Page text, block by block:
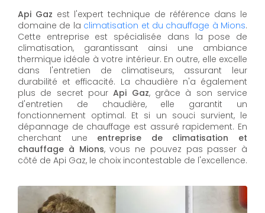
Api Gaz est l'expert technique de référence dans le
domaine de la climatisation et du chauffage à Mions.
Cette entreprise est spécialisée dans la pose de
climatisation, garantissant ainsi une ambiance
thermique idéale à votre intérieur. En outre, elle excelle
dans l'entretien de climatiseurs, assurant leur
durabilité et efficacité. La chaudière n'a également
plus de secret pourApi Gaz, grâce à son service
d'entretien de chaudière, elle garantit un
fonctionnement optimal. Et si un souci survient, le
dépannage de chauffage est assuré rapidement. En
cherchant une entreprise de climatisation et
chauffage à Mions, vous ne pouvez pas passer à
côté de Api Gaz, le choix incontestable de l'excellence.